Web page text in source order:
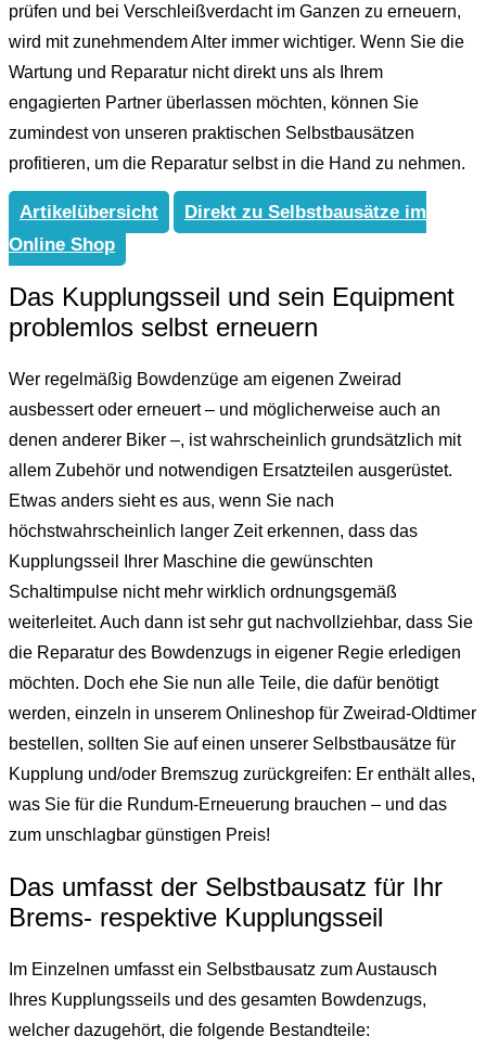
prüfen und bei Verschleißverdacht im Ganzen zu erneuern,
wird mit zunehmendem Alter immer wichtiger. Wenn Sie die
Wartung und Reparatur nicht direkt uns als Ihrem
engagierten Partner überlassen möchten, können Sie
zumindest von unseren praktischen Selbstbausätzen
profitieren, um die Reparatur selbst in die Hand zu nehmen.
Artikelübersicht
Direkt zu Selbstbausätze im
Online Shop
Das Kupplungsseil und sein Equipment
problemlos selbst erneuern
Wer regelmäßig Bowdenzüge am eigenen Zweirad
ausbessert oder erneuert – und möglicherweise auch an
denen anderer Biker –, ist wahrscheinlich grundsätzlich mit
allem Zubehör und notwendigen Ersatzteilen ausgerüstet.
Etwas anders sieht es aus, wenn Sie nach
höchstwahrscheinlich langer Zeit erkennen, dass das
Kupplungsseil Ihrer Maschine die gewünschten
Schaltimpulse nicht mehr wirklich ordnungsgemäß
weiterleitet. Auch dann ist sehr gut nachvollziehbar, dass Sie
die Reparatur des Bowdenzugs in eigener Regie erledigen
möchten. Doch ehe Sie nun alle Teile, die dafür benötigt
werden, einzeln in unserem Onlineshop für Zweirad-Oldtimer
bestellen, sollten Sie auf einen unserer Selbstbausätze für
Kupplung und/oder Bremszug zurückgreifen: Er enthält alles,
was Sie für die Rundum-Erneuerung brauchen – und das
zum unschlagbar günstigen Preis!
Das umfasst der Selbstbausatz für Ihr
Brems- respektive Kupplungsseil
Im Einzelnen umfasst ein Selbstbausatz zum Austausch
Ihres Kupplungsseils und des gesamten Bowdenzugs,
welcher dazugehört, die folgende Bestandteile: